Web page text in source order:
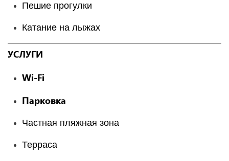
Пешие прогулки
Катание на лыжах
УСЛУГИ
Wi-Fi
Парковка
Частная пляжная зона
Терраса